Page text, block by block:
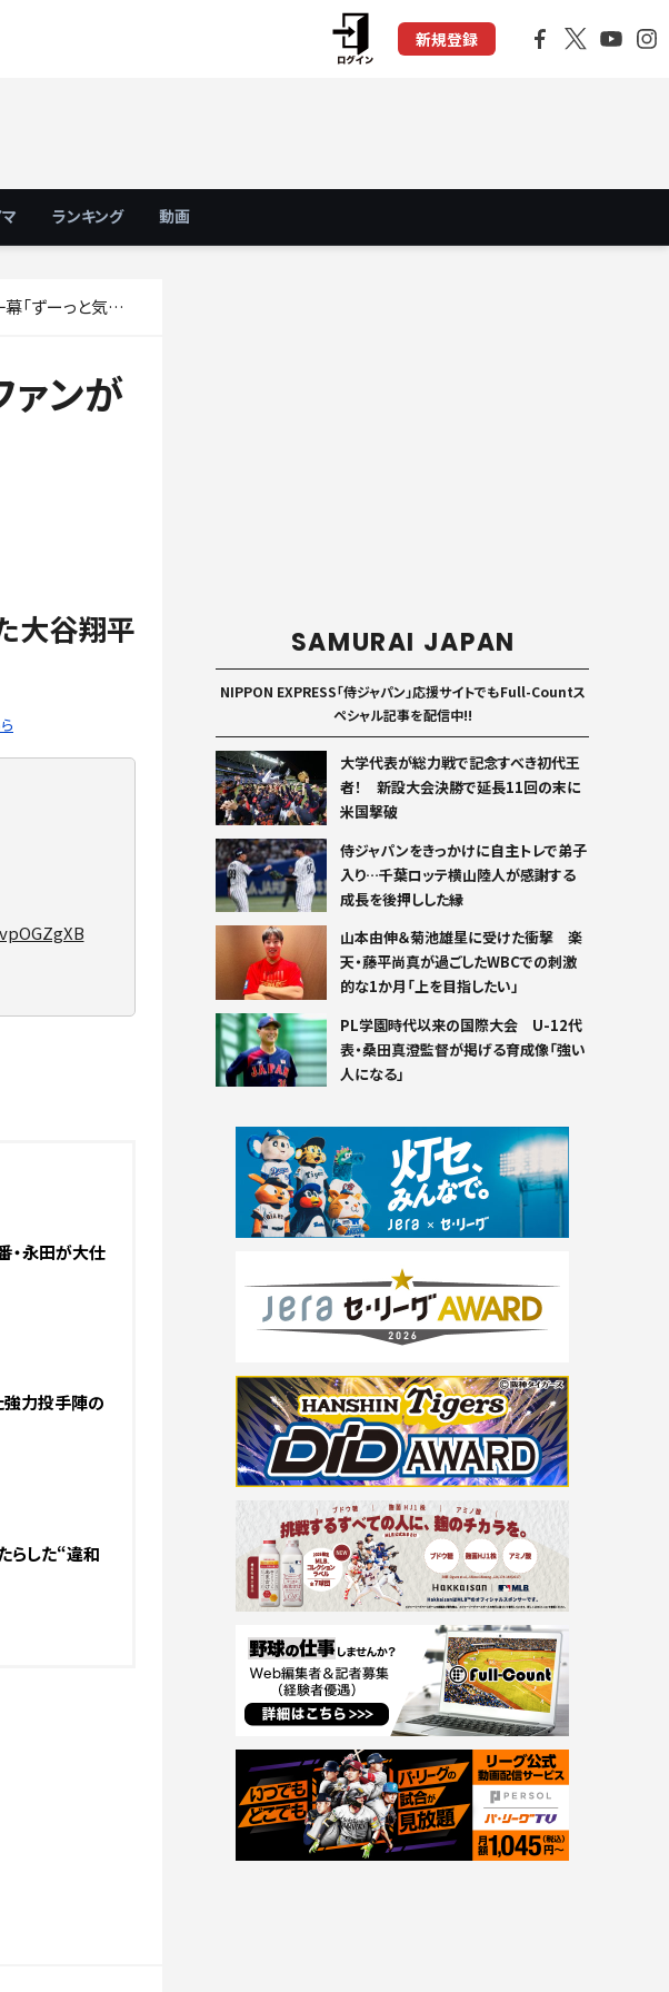
新規登録
ランキング 動画
気になってた」
ンが
大谷翔平
・永田が大仕
強力投手陣の
らした“違和
SAMURAI JAPAN
NIPPON EXPRESS「侍ジャパン」応援サイトでもFull-Countス
ペシャル記事を配信中!!
大学代表が総力戦で記念すべき初代王
者！ 新設大会決勝で延長11回の末に
米国撃破
侍ジャパンをきっかけに自主トレで弟子
入り…千葉ロッテ横山陸人が感謝する
成長を後押しした縁
山本由伸＆菊池雄星に受けた衝撃 楽
天・藤平尚真が過ごしたWBCでの刺激
的な1か月「上を目指したい」
PL学園時代以来の国際大会 U-12代
表・桑田真澄監督が掲げる育成像「強い
人になる」